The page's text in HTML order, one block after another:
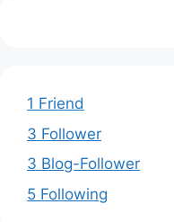
1 Friend
3 Follower
3 Blog-Follower
5 Following